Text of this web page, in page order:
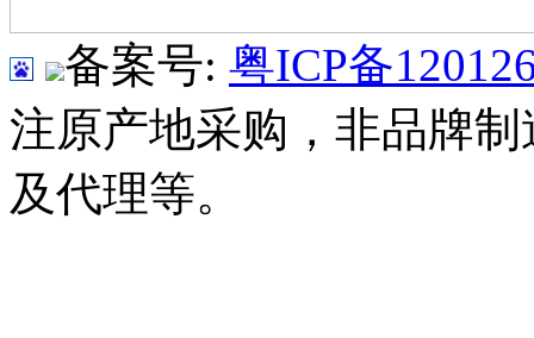
备案号: 粤ICP备
注原产地采购，非品牌
及代理等。